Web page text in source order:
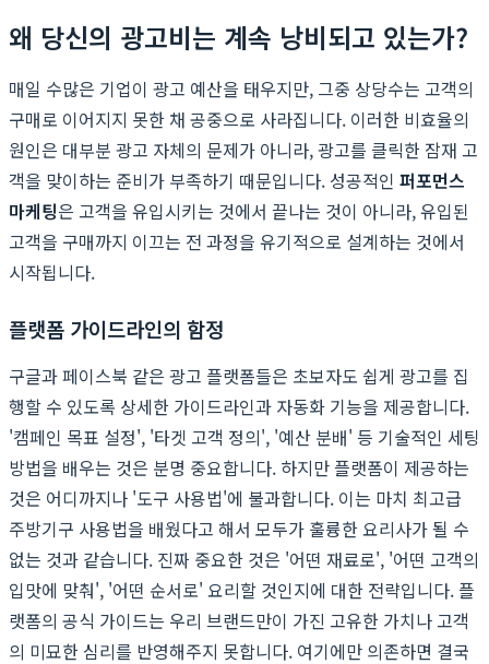
왜 당신의 광고비는 계속 낭비되고 있는가?
매일 수많은 기업이 광고 예산을 태우지만, 그중 상당수는 고객의
구매로 이어지지 못한 채 공중으로 사라집니다. 이러한 비효율의
원인은 대부분 광고 자체의 문제가 아니라, 광고를 클릭한 잠재 고
객을 맞이하는 준비가 부족하기 때문입니다. 성공적인 퍼포먼스
마케팅은 고객을 유입시키는 것에서 끝나는 것이 아니라, 유입된
고객을 구매까지 이끄는 전 과정을 유기적으로 설계하는 것에서
시작됩니다.
플랫폼 가이드라인의 함정
구글과 페이스북 같은 광고 플랫폼들은 초보자도 쉽게 광고를 집
행할 수 있도록 상세한 가이드라인과 자동화 기능을 제공합니다.
'캠페인 목표 설정', '타겟 고객 정의', '예산 분배' 등 기술적인 세팅
방법을 배우는 것은 분명 중요합니다. 하지만 플랫폼이 제공하는
것은 어디까지나 '도구 사용법'에 불과합니다. 이는 마치 최고급
주방기구 사용법을 배웠다고 해서 모두가 훌륭한 요리사가 될 수
없는 것과 같습니다. 진짜 중요한 것은 '어떤 재료로', '어떤 고객의
입맛에 맞춰', '어떤 순서로' 요리할 것인지에 대한 전략입니다. 플
랫폼의 공식 가이드는 우리 브랜드만이 가진 고유한 가치나 고객
의 미묘한 심리를 반영해주지 못합니다. 여기에만 의존하면 결국